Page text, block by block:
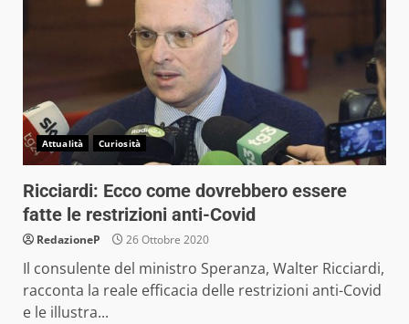
Attualità Curiosità
Ricciardi: Ecco come dovrebbero essere
fatte le restrizioni anti-Covid
RedazioneP 26 Ottobre 2020
Il consulente del ministro Speranza, Walter Ricciardi,
racconta la reale efficacia delle restrizioni anti-Covid
e le illustra...